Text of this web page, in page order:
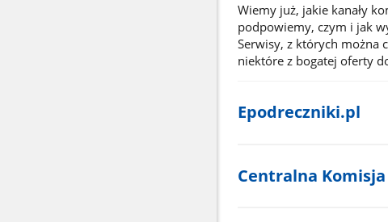
Wiemy już, jakie kanały
podpowiemy, czym i jak
Serwisy, z których można
niektóre z bogatej oferty
Epodreczniki.pl
Centralna